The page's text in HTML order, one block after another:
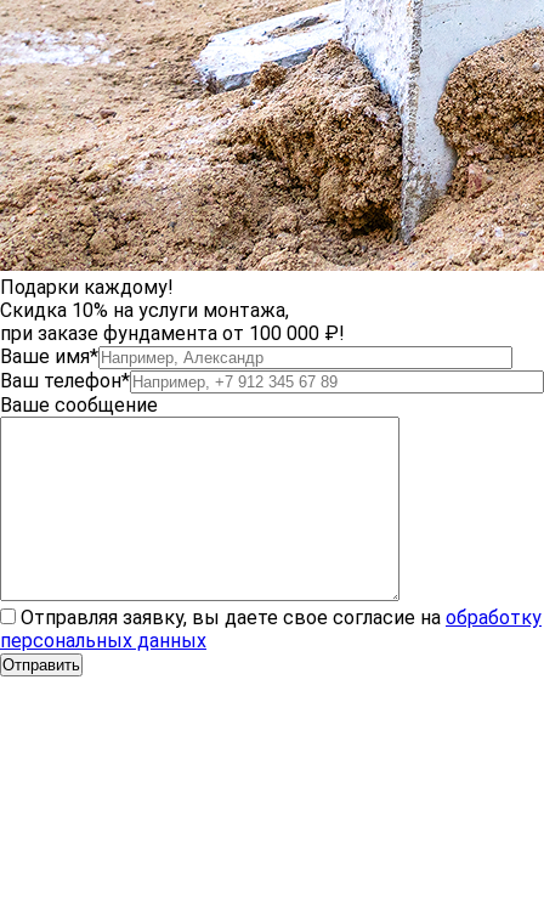
Подарки каждому!
Скидка 10% на услуги монтажа,
при заказе фундамента от 100 000 ₽!
Ваше имя*
Ваш телефон*
Ваше сообщение
Отправляя заявку, вы даете свое согласие на обработку
персональных данных